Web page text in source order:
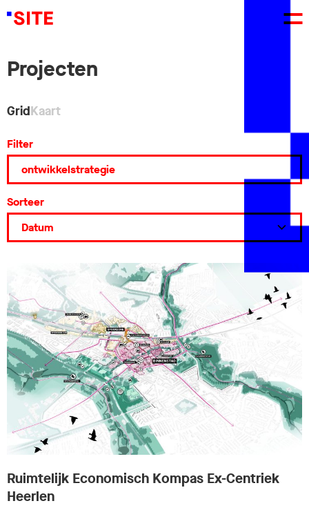
Projecten
GridKaart
Filter
Sorteer
Ruimtelijk Economisch Kompas Ex-Centriek
Heerlen